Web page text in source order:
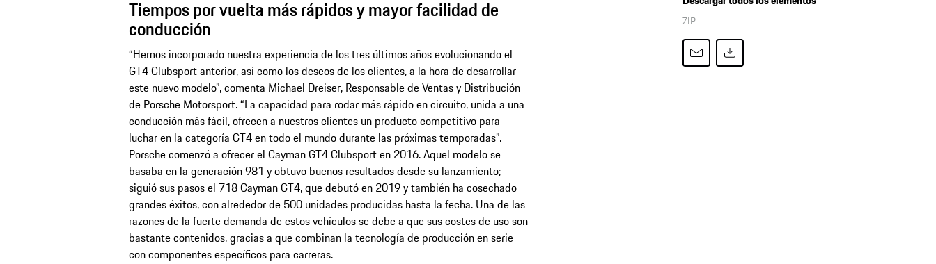
Tiempos por vuelta más rápidos y mayor facilidad de
conducción
“Hemos incorporado nuestra experiencia de los tres últimos años evolucionando el
GT4 Clubsport anterior, así como los deseos de los clientes, a la hora de desarrollar
este nuevo modelo”, comenta Michael Dreiser, Responsable de Ventas y Distribución
de Porsche Motorsport. “La capacidad para rodar más rápido en circuito, unida a una
conducción más fácil, ofrecen a nuestros clientes un producto competitivo para
luchar en la categoría GT4 en todo el mundo durante las próximas temporadas”.
Porsche comenzó a ofrecer el Cayman GT4 Clubsport en 2016. Aquel modelo se
basaba en la generación 981 y obtuvo buenos resultados desde su lanzamiento;
siguió sus pasos el 718 Cayman GT4, que debutó en 2019 y también ha cosechado
grandes éxitos, con alrededor de 500 unidades producidas hasta la fecha. Una de las
razones de la fuerte demanda de estos vehículos se debe a que sus costes de uso son
bastante contenidos, gracias a que combinan la tecnología de producción en serie
con componentes específicos para carreras.
ZIP